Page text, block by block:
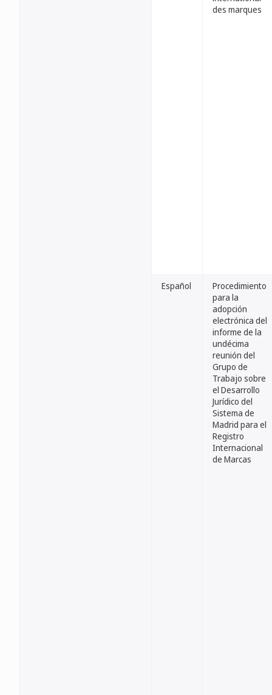
des marques
Español
Procedimiento
para la
adopción
electrónica del
informe de la
undécima
reunión del
Grupo de
Trabajo sobre
el Desarrollo
Jurídico del
Sistema de
Madrid para el
Registro
Internacional
de Marcas